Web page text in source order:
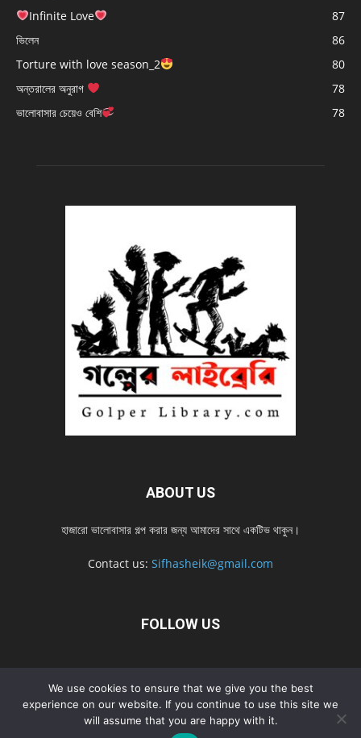
Infinite Love
87
ভিলেন
86
Torture with love season_2
80
অন্তরালের অনুরাগ
78
ভালোবাসার চেয়েও বেশি
78
ABOUT US
হাজারো ভালোবাসার গল্প করার জন্য আমাদের সাথে একটিভ থাকুন।
Contact us: Sifhasheik@gmail.com
FOLLOW US
Home Contact us Privacy Policy শ্রেনী
শ্রেনী – mobile
Home – mobile
নতুন সব গল্প নতুন সব গল্প – mobile
নতুন সব গল্প 2022
নতুন সব গল্প 2022 – mobile
We use cookies to ensure that we give you the best
experience on our website. If you continue to use this site we
will assume that you are happy with it.